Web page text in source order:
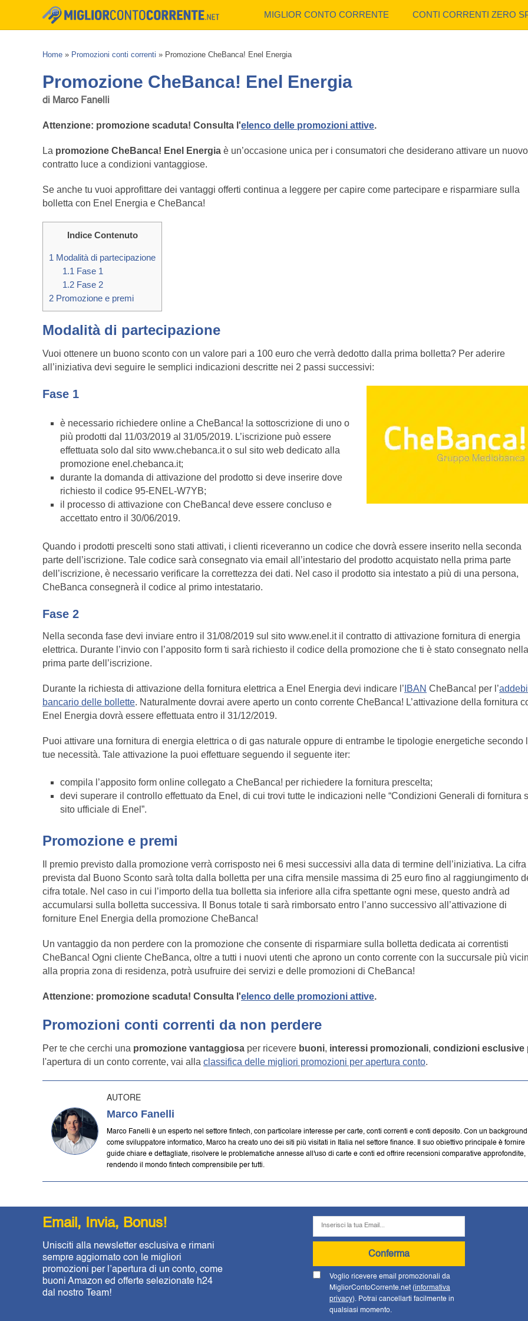
MIGLIOR CONTO CORRENTE CONTI CORRENTI ZERO
Home » Promozioni conti correnti » Promozione CheBanca! Enel Energia
Promozione CheBanca! Enel Energia
di Marco Fanelli
Attenzione: promozione scaduta! Consulta l'elenco delle promozioni attive.
La promozione CheBanca! Enel Energia è un’occasione unica per i consumatori che desiderano attivare un nuovo
contratto luce a condizioni vantaggiose.
Se anche tu vuoi approfittare dei vantaggi offerti continua a leggere per capire come partecipare e risparmiare sulla
bolletta con Enel Energia e CheBanca!
Indice Contenuto
1 Modalità di partecipazione
1.1 Fase 1
1.2Fase 2
2 Promozione e premi
Modalità di partecipazione
Vuoi ottenere un buono sconto con un valore pari a 100 euro che verrà dedotto dalla prima bolletta? Per aderire
all’iniziativa devi seguire le semplici indicazioni descritte nei 2 passi successivi:
Fase 1
è necessario richiedere online a CheBanca! la sottoscrizione di uno o
più prodotti dal 11/03/2019 al 31/05/2019. L’iscrizione può essere
effettuata solo dal sito www.chebanca.it o sul sito web dedicato alla
promozione enel.chebanca.it;
durante la domanda di attivazione del prodotto si deve inserire dove
richiesto il codice 95-ENEL-W7YB;
il processo di attivazione con CheBanca! deve essere concluso e
accettato entro il 30/06/2019.
Quando i prodotti prescelti sono stati attivati, i clienti riceveranno un codice che dovrà essere inserito nella seconda
parte dell’iscrizione. Tale codice sarà consegnato via email all’intestario del prodotto acquistato nella prima parte
dell’iscrizione, è necessario verificare la correttezza dei dati. Nel caso il prodotto sia intestato a più di una persona,
CheBanca consegnerà il codice al primo intestatario.
Fase 2
Nella seconda fase devi inviare entro il 31/08/2019 sul sito www.enel.it il contratto di attivazione fornitura di energia
elettrica. Durante l’invio con l’apposito form ti sarà richiesto il codice della promozione che ti è stato consegnato nella
prima parte dell’iscrizione.
Durante la richiesta di attivazione della fornitura elettrica a Enel Energia devi indicare l’ IBAN CheBanca! per l’
bancario delle bollette. Naturalmente dovrai avere aperto un conto corrente CheBanca! L’attivazione della fornitura
Enel Energia dovrà essere effettuata entro il 31/12/2019.
Puoi attivare una fornitura di energia elettrica o di gas naturale oppure di entrambe le tipologie energetiche secondo
tue necessità. Tale attivazione la puoi effettuare seguendo il seguente iter:
compila l’apposito form online collegato a CheBanca! per richiedere la fornitura prescelta;
devi superare il controllo effettuato da Enel, di cui trovi tutte le indicazioni nelle “Condizioni Generali di fornitura
sito ufficiale di Enel”.
Promozione e premi
Il premio previsto dalla promozione verrà corrisposto nei 6 mesi successivi alla data di termine dell’iniziativa. La cifra
prevista dal Buono Sconto sarà tolta dalla bolletta per una cifra mensile massima di 25 euro fino al raggiungimento
cifra totale. Nel caso in cui l’importo della tua bolletta sia inferiore alla cifra spettante ogni mese, questo andrà ad
accumularsi sulla bolletta successiva. Il Bonus totale ti sarà rimborsato entro l’anno successivo all’attivazione di
forniture Enel Energia della promozione CheBanca!
Un vantaggio da non perdere con la promozione che consente di risparmiare sulla bolletta dedicata ai correntisti
CheBanca! Ogni cliente CheBanca, oltre a tutti i nuovi utenti che aprono un conto corrente con la succursale più
alla propria zona di residenza, potrà usufruire dei servizi e delle promozioni di CheBanca!
Attenzione: promozione scaduta! Consulta l'elenco delle promozioni attive.
Promozioni conti correnti da non perdere
Per te che cerchi una promozione vantaggiosa per ricevere buoni, interessi promozionali, condizioni esclusive
l'apertura di un conto corrente, vai alla classifica delle migliori promozioni per apertura conto.
AUTORE
Marco Fanelli
Marco Fanelli è un esperto nel settore fintech, con particolare interesse per carte, conti correnti e conti deposito. Con un background
come sviluppatore informatico, Marco ha creato uno dei siti più visitati in Italia nel settore finance. Il suo obiettivo principale è fornire
guide chiare e dettagliate, risolvere le problematiche annesse all'uso di carte e conti ed offrire recensioni comparative approfondite,
rendendo il mondo fintech comprensibile per tutti.
Email, Invia, Bonus!
Unisciti alla newsletter esclusiva e rimani
sempre aggiornato con le migliori
promozioni per l’apertura di un conto, come
buoni Amazon ed offerte selezionate h24
dal nostro Team!
Conferma
Voglio ricevere email promozionali da
MigliorContoCorrente.net (informativa
privacy). Potrai cancellarti facilmente in
qualsiasi momento.